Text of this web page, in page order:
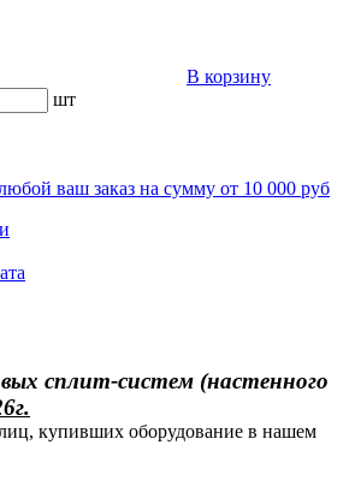
В корзину
шт
ваш заказ на сумму от 10 000 руб
сплит-систем (настенного
купивших оборудование в нашем